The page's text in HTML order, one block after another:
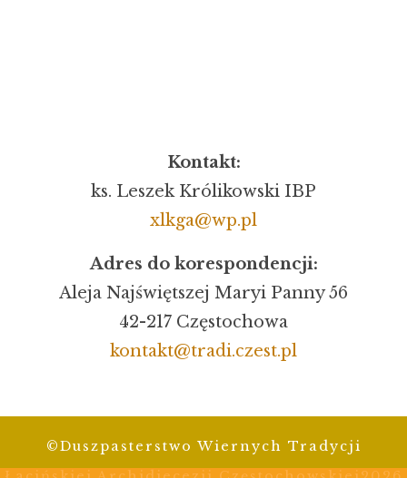
Kontakt:
ks. Leszek Królikowski IBP
xlkga@wp.pl
Adres do korespondencji:
Aleja Najświętszej Maryi Panny 56
42-217 Częstochowa
kontakt@tradi.czest.pl
©Duszpasterstwo Wiernych Tradycji